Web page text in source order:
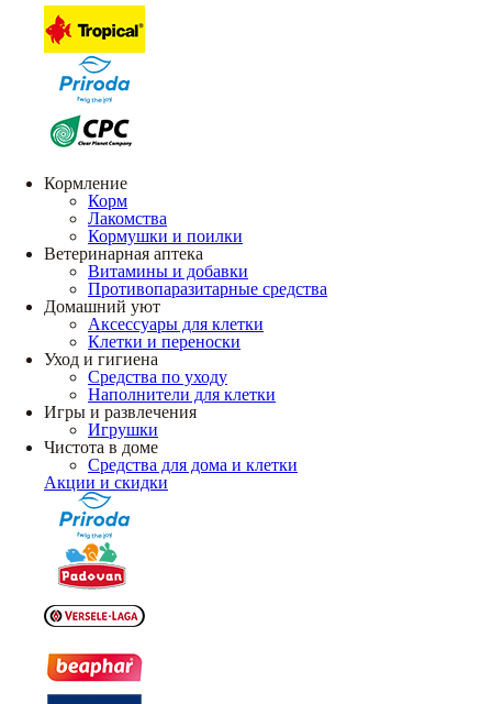
Кормление
Корм
Лакомства
Кормушки и поилки
Ветеринарная аптека
Витамины и добавки
Противопаразитарные средства
Домашний уют
Аксессуары для клетки
Клетки и переноски
Уход и гигиена
Средства по уходу
Наполнители для клетки
Игры и развлечения
Игрушки
Чистота в доме
Средства для дома и клетки
Акции и скидки